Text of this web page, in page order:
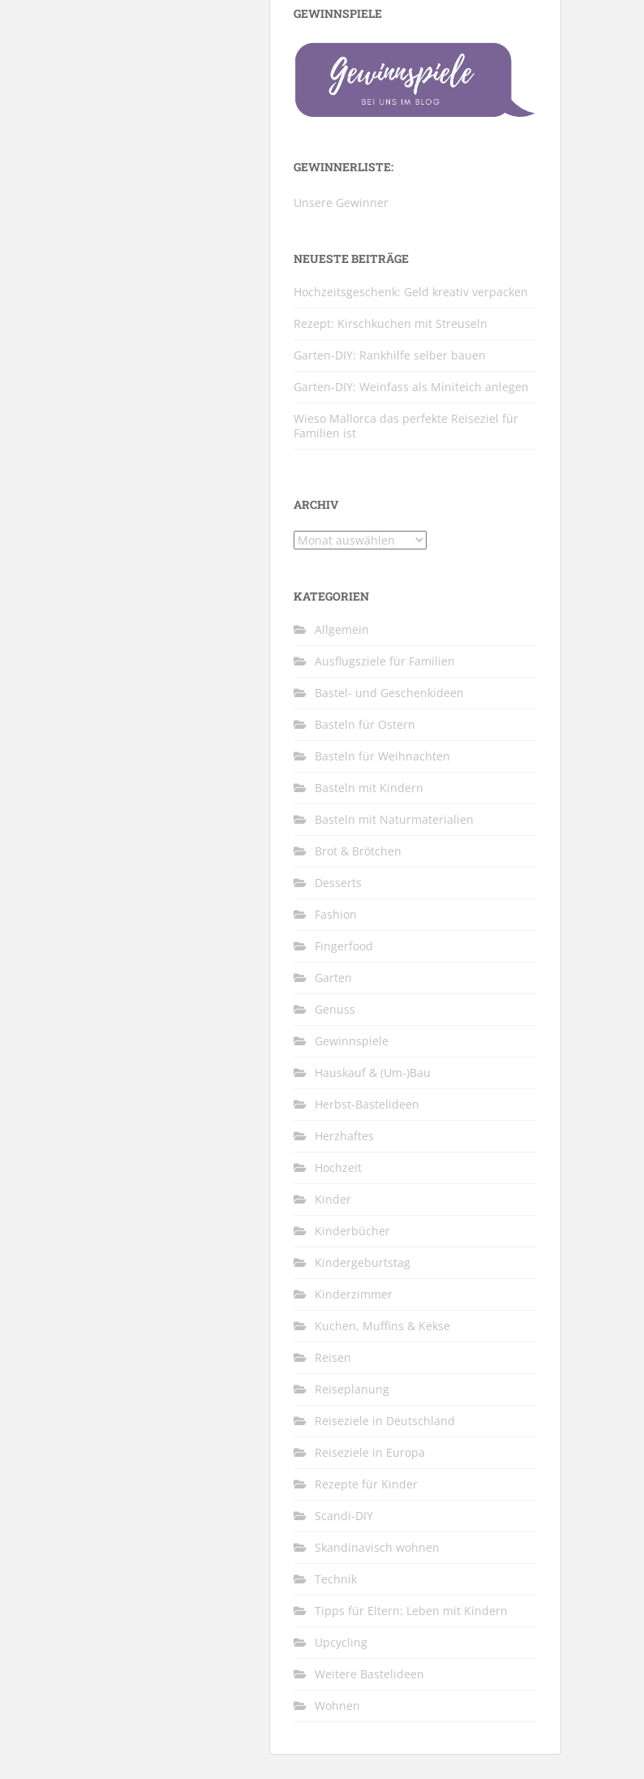
GEWINNSPIELE
GEWINNERLISTE:
Unsere Gewinner
NEUESTE BEITRÄGE
Hochzeitsgeschenk: Geld kreativ verpacken
Rezept: Kirschkuchen mit Streuseln
Garten-DIY: Rankhilfe selber bauen
Garten-DIY: Weinfass als Miniteich anlegen
Wieso Mallorca das perfekte Reiseziel für
Familien ist
ARCHIV
Archiv
KATEGORIEN
Allgemein
Ausflugsziele für Familien
Bastel- und Geschenkideen
Basteln für Ostern
Basteln für Weihnachten
Basteln mit Kindern
Basteln mit Naturmaterialien
Brot & Brötchen
Desserts
Fashion
Fingerfood
Garten
Genuss
Gewinnspiele
Hauskauf & (Um-)Bau
Herbst-Bastelideen
Herzhaftes
Hochzeit
Kinder
Kinderbücher
Kindergeburtstag
Kinderzimmer
Kuchen, Muffins & Kekse
Reisen
Reiseplanung
Reiseziele in Deutschland
Reiseziele in Europa
Rezepte für Kinder
Scandi-DIY
Skandinavisch wohnen
Technik
Tipps für Eltern: Leben mit Kindern
Upcycling
Weitere Bastelideen
Wohnen